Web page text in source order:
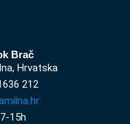
Brač
Hrvatska
212
15h